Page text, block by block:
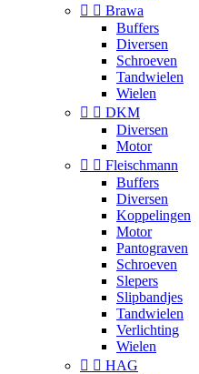
  Brawa
Buffers
Diversen
Schroeven
Tandwielen
Wielen
  DKM
Diversen
Motor
  Fleischmann
Buffers
Diversen
Koppelingen
Motor
Pantograven
Schroeven
Slepers
Slipbandjes
Tandwielen
Verlichting
Wielen
  HAG